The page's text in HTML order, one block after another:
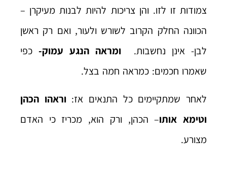
צמודות זו לזו. והן צריכות להיות לבנות מעיקרן –
הכוונה החלק הקרוב לשורש ולעור, ואם רק ראשן
לבן- אינן נחשבות. ומראה הנגע עמוק-כפי
שאמרו חכמים: כמראה חמה בצל.
לאחר שמתקיימים כל התנאים אז:וראהו הכהן
וטימא אותו– הכהן, ורק הוא, מכריז כי האדם
מצורע.